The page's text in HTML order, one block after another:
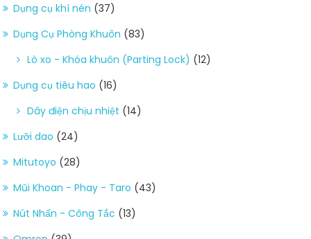
Dụng cụ khí nén (37)
Dụng Cụ Phòng Khuôn (83)
Lò xo - Khóa khuôn (Parting Lock) (12)
Dụng cụ tiêu hao (16)
Dây điện chịu nhiệt (14)
Lưỡi dao (24)
Mitutoyo (28)
Mũi Khoan - Phay - Taro (43)
Nút Nhấn - Công Tắc (13)